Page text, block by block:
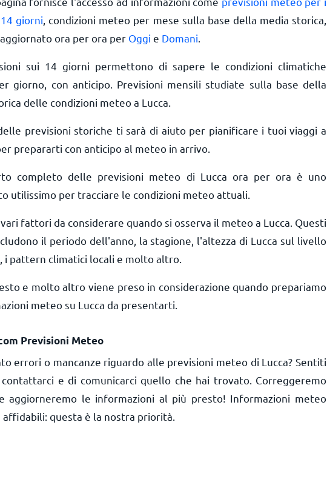
giorni , condizioni meteo per mese sulla base della media storica,
ora per ora per Oggi e Domani
sui 14 giorni permettono di sapere le condizioni climatiche
giorno, con anticipo. Previsioni mensili studiate sulla base della
delle condizioni meteo a Lucca.
previsioni storiche ti sarà di aiuto per pianificare i tuoi viaggi a
prepararti con anticipo al meteo in arrivo.
completo delle previsioni meteo di Lucca ora per ora è uno
utilissimo per tracciare le condizioni meteo attuali.
fattori da considerare quando si osserva il meteo a Lucca. Questi
il periodo dell'anno, la stagione, l'altezza di Lucca sul livello
i pattern climatici locali e molto altro.
e molto altro viene preso in considerazione quando prepariamo
meteo su Lucca da presentarti.
Previsioni Meteo
errori o mancanze riguardo alle previsioni meteo di Lucca? Sentiti
e di comunicarci quello che hai trovato. Correggeremo
aggiorneremo le informazioni al più presto! Informazioni meteo
affidabili: questa è la nostra priorità.